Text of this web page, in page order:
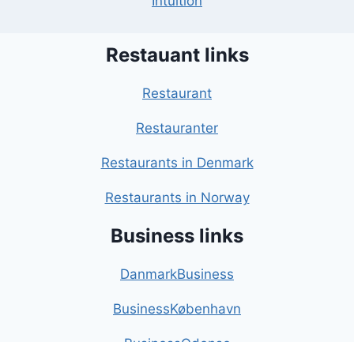
Restauant links
Restaurant
Restauranter
Restaurants in Denmark
Restaurants in Norway
Business links
DanmarkBusiness
BusinessKøbenhavn